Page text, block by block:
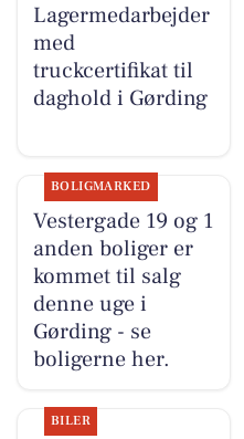
Lagermedarbejder
med
truckcertifikat til
daghold i Gørding
BOLIGMARKED
Vestergade 19 og 1
anden boliger er
kommet til salg
denne uge i
Gørding - se
boligerne her.
BILER